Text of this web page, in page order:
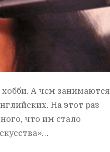
А чем занимаются
На этот раз
что им стало